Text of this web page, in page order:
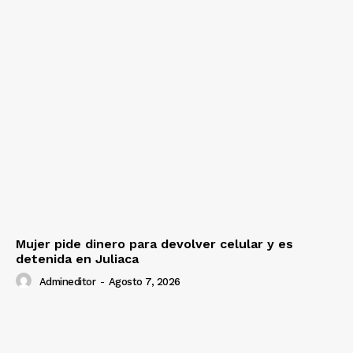
Mujer pide dinero para devolver celular y es
detenida en Juliaca
Admineditor - Agosto 7, 2026